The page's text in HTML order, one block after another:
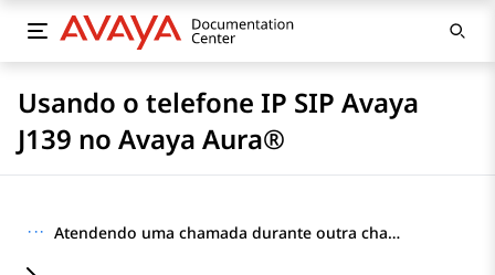
Usando o telefone IP SIP Avaya
J139 no Avaya Aura®
··· Atendendo uma chamada durante outra chamada